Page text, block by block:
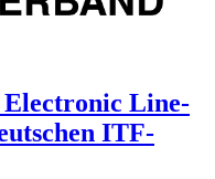
Electronic Line-
ITF-